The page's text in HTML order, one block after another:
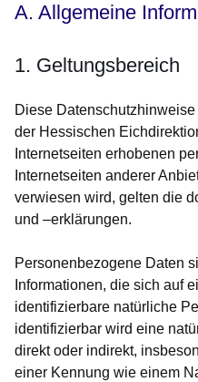
A. Allgemeine
1. Geltungsbereich
Diese
der Hessischen
Internetseiten erhobenen
Internetseiten anderer
verwiesen wird, gelten die
und –erklärungen.
Personenbezogene Daten
Informationen, die sich auf
identifizierbare natürliche
identifizierbar wird eine
direkt oder indirekt,
einer Kennung wie einem